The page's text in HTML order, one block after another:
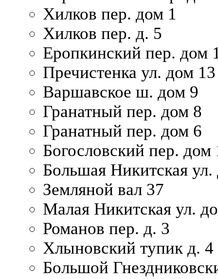
Хилков пер. дом 1
Хилков пер. д. 5
Еропкинский пер. дом
Пречистенка ул. дом 13
Варшавское ш. дом 9
Гранатный пер. дом 8
Гранатный пер. дом 6
Богословский пер.
Большая Никитская
Земляной вал 37
Малая Никитская ул.
Романов пер. д. 3
Хлыновский тупик д. 4
Большой